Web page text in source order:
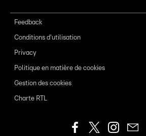
Feedback
Conditions d'utilisation
Privacy
Politique en matière de cookies
Gestion des cookies
Charte RTL